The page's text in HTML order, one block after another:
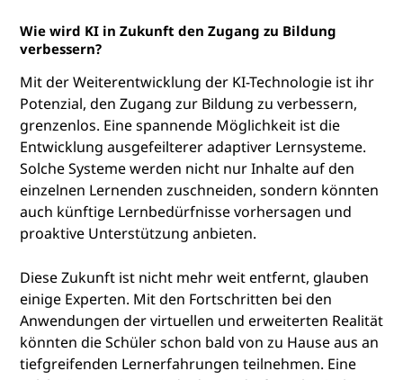
Wie wird KI in Zukunft den Zugang zu Bildung
verbessern?
Mit der Weiterentwicklung der KI-Technologie ist ihr
Potenzial, den Zugang zur Bildung zu verbessern,
grenzenlos. Eine spannende Möglichkeit ist die
Entwicklung ausgefeilterer adaptiver Lernsysteme.
Solche Systeme werden nicht nur Inhalte auf den
einzelnen Lernenden zuschneiden, sondern könnten
auch künftige Lernbedürfnisse vorhersagen und
proaktive Unterstützung anbieten.
Diese Zukunft ist nicht mehr weit entfernt, glauben
einige Experten. Mit den Fortschritten bei den
Anwendungen der virtuellen und erweiterten Realität
könnten die Schüler schon bald von zu Hause aus an
tiefgreifenden Lernerfahrungen teilnehmen. Eine